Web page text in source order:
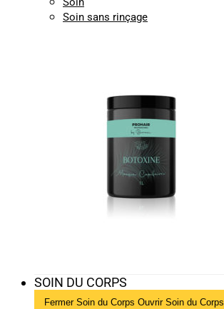
Soin sans rinçage
SOIN DU CORPS
Fermer Soin du Corps Ouvrir Soin du Corps